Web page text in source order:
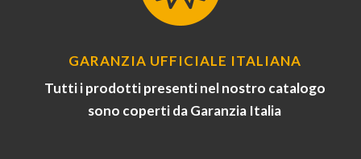
GARANZIA UFFICIALE ITALIANA
Tutti i prodotti presenti nel nostro catalogo
sono coperti da Garanzia Italia